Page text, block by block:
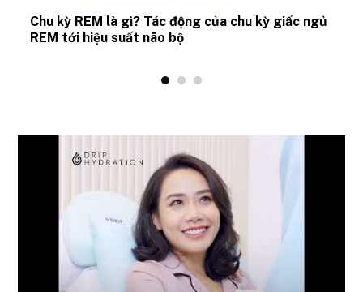
Chu kỳ REM là gì? Tác động của chu kỳ giấc ngủ
REM tới hiệu suất não bộ